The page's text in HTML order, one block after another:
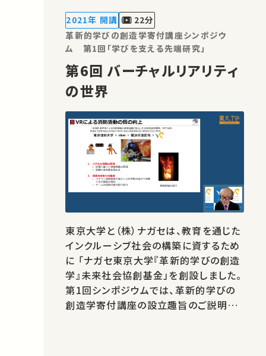
2021年 開講
22分
革新的学びの創造学寄付講座シンポジウ
ム 第1回「学びを支える先端研究」
第6回 バーチャルリアリティ
の世界
東京大学と（株）ナガセは、教育を通じた
インクルーシブ社会の構築に資するため
に 「ナガセ東京大学『革新的学びの創造
学』未来社会協創基金」を創設しました。
第1回シンポジウムでは、革新的学びの
創造学寄付講座の設立趣旨のご説明と